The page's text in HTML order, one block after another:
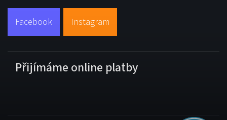
Facebook Instagram
Přijímáme online platby